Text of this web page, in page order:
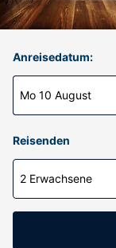
Anreisedatum:
Mo 10 August
Reisenden
2 Erwachsene